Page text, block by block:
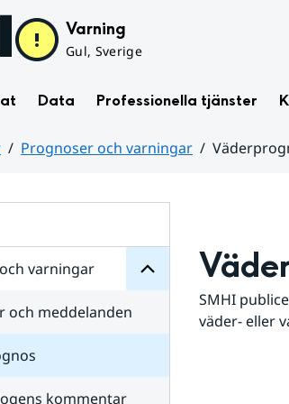
Varning
Gul, Sverige
Data Professionella tjänster
Prognoser och varningar
varningar
för
varningar
och meddelanden
kommentar
SMHI
väder- eller